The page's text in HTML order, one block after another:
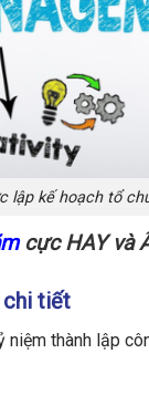
lập kế hoạch tổ
cực HAY và
chi tiết
thành lập